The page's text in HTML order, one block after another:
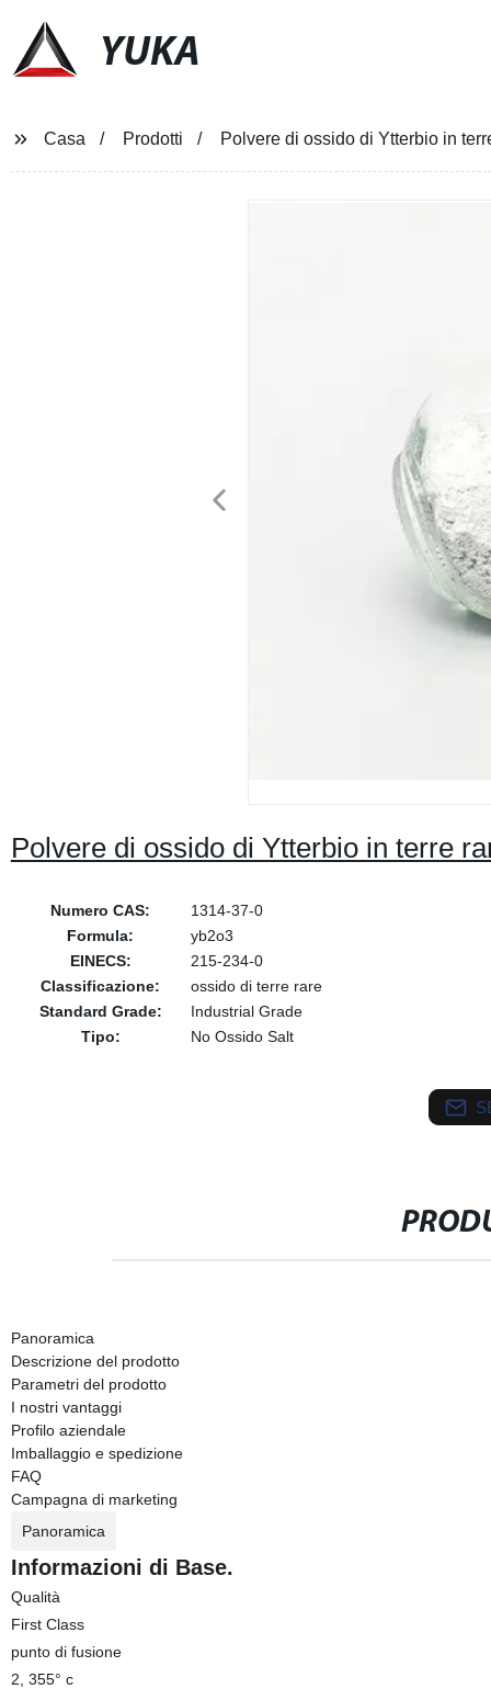
YUKA
Casa Prodotti Polvere di ossido di Ytterbio in
Polvere di ossido di Ytterbio in terre
Numero CAS:
1314-37-0
Formula:
yb2o3
EINECS:
215-234-0
Classificazione:
ossido di terre rare
Standard Grade:
Industrial Grade
Tipo:
No Ossido Salt
Panoramica
Descrizione del prodotto
Parametri del prodotto
I nostri vantaggi
Profilo aziendale
Imballaggio e spedizione
FAQ
Campagna di marketing
Panoramica
Informazioni di Base.
Qualità
First Class
punto di fusione
2, 355° c